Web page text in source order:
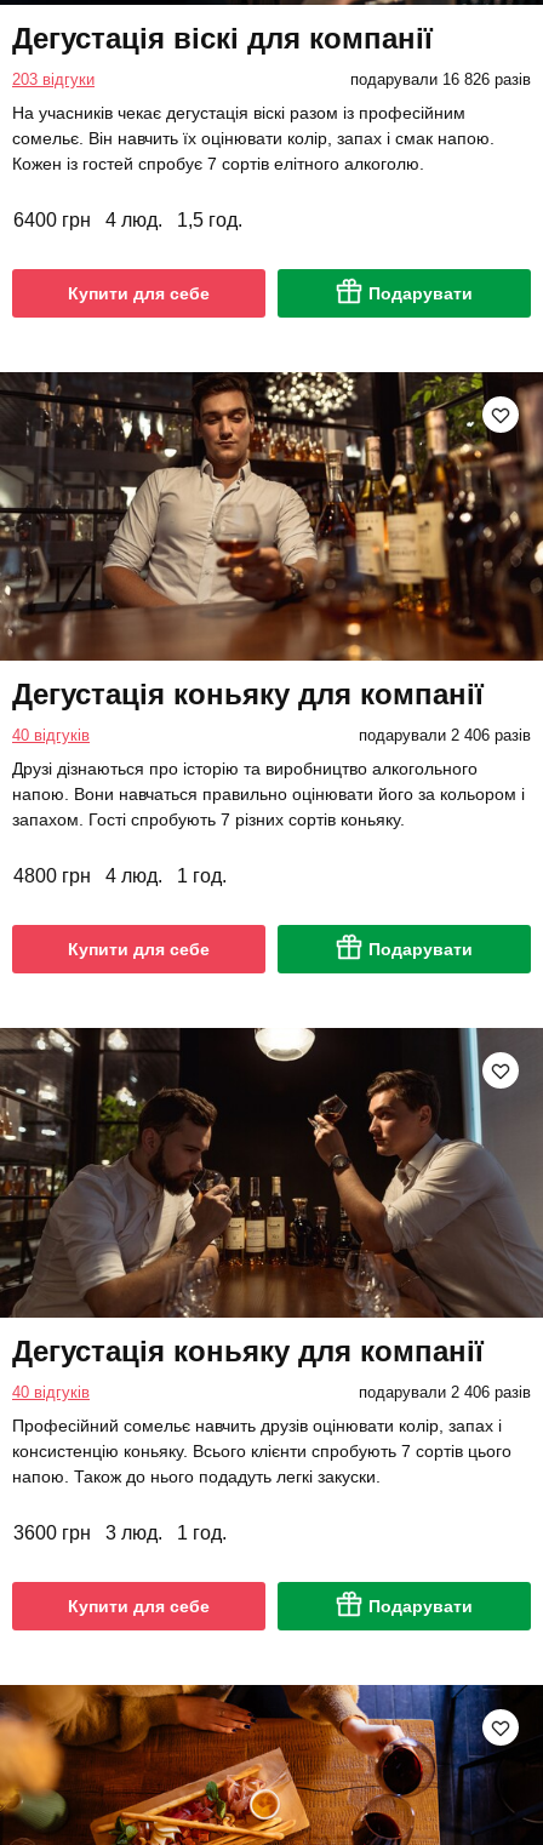
Дегустація віскі для компанії
203 відгуки подарували 16 826 разів
На учасників чекає дегустація віскі разом із професійним
сомельє. Він навчить їх оцінювати колір, запах і смак напою.
Кожен із гостей спробує 7 сортів елітного алкоголю.
6400 грн 4 люд. 1,5 год.
Купити для себе Подарувати
Дегустація коньяку для компанії
40 відгуків подарували 2 406 разів
Друзі дізнаються про історію та виробництво алкогольного
напою. Вони навчаться правильно оцінювати його за кольором і
запахом. Гості спробують 7 різних сортів коньяку.
4800 грн 4 люд. 1 год.
Купити для себе Подарувати
Дегустація коньяку для компанії
40 відгуків подарували 2 406 разів
Професійний сомельє навчить друзів оцінювати колір, запах і
консистенцію коньяку. Всього клієнти спробують 7 сортів цього
напою. Також до нього подадуть легкі закуски.
3600 грн 3 люд. 1 год.
Купити для себе Подарувати